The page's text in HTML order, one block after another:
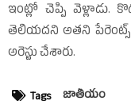
ఇంట్లో చెప్పి వెళ్లాడు.
తెలియదని అతని పేరెంట్స్‌
అరెస్టు చేశారు.
Tags జాతీయం